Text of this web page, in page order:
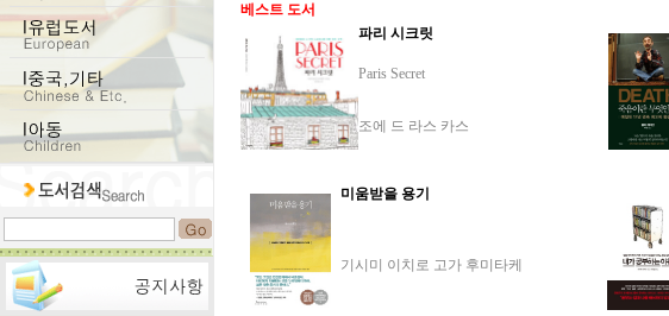
베스트 도서
파리 시크릿
Paris Secret
조에 드 라스 카스
미움받을 용기
기시미 이치로 고가 후미타케